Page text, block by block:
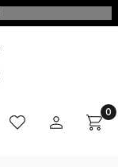
UlubioneZaloguj się